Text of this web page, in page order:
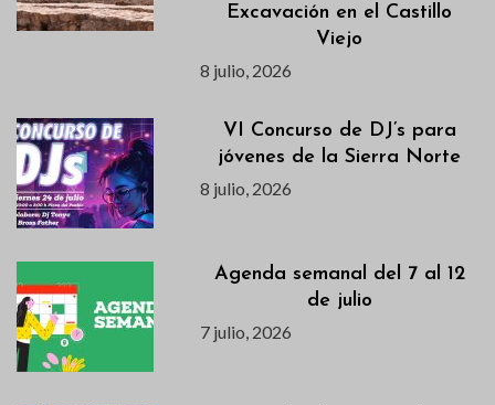
Excavación en el Castillo
Viejo
8 julio, 2026
VI Concurso de DJ’s para
jóvenes de la Sierra Norte
8 julio, 2026
Agenda semanal del 7 al 12
de julio
7 julio, 2026